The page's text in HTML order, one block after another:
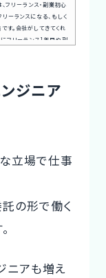
フリーランス・副業初心
ーランスになる、もしく
す。会社がしてきてくれ
フリーランス1年目や副
交渉の不安、専任エ...
ジニア
立場で仕事
の形で働く
ニアも増え